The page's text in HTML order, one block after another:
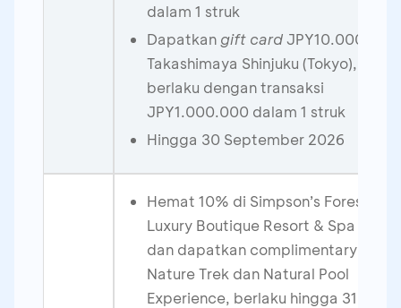
dalam 1 struk
Dapatkan gift cardJPY10.000 di
Takashimaya Shinjuku (Tokyo),
berlaku dengan transaksi
JPY1.000.000 dalam 1 struk
Hingga 30 September 2026
Hemat 10% di Simpson’s Forest -
Luxury Boutique Resort & Spa
dan dapatkan complimentary
Nature Trek dan Natural Pool
Experience, berlaku hingga 31